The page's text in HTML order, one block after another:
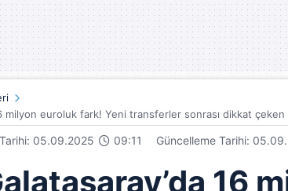
milyon euroluk fark! Yeni transferler sonrası dikkat çeken
05.09.2025 09:11 Güncelleme Tarihi:
16